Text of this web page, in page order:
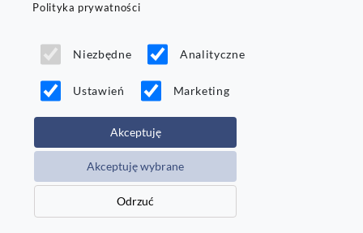
215
Porównaj
Polityka prywatności
Niezbędne Analityczne
Ustawień Marketing
Akceptuję
Akceptuję wybrane
Odrzuć